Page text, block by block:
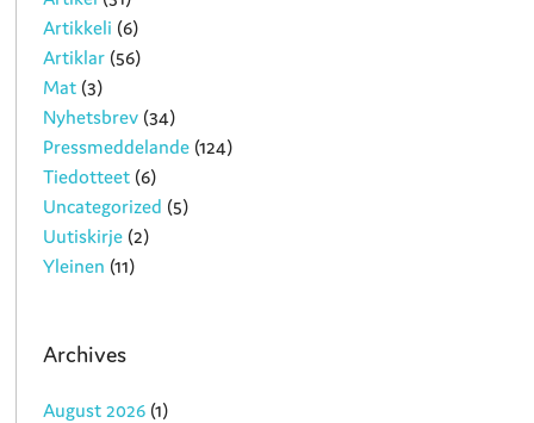
Artikkeli (6)
Artiklar (56)
Mat (3)
Nyhetsbrev (34)
Pressmeddelande (124)
Tiedotteet (6)
Uncategorized (5)
Uutiskirje (2)
Yleinen (11)
Archives
August 2026 (1)